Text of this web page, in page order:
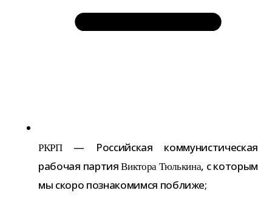
РКРП— Российская ком­му­ни­сти­че­ская
рабо­чая пар­тияВиктора Тюлькина, с кото­рым
мы скоро позна­ко­мимся поближе;